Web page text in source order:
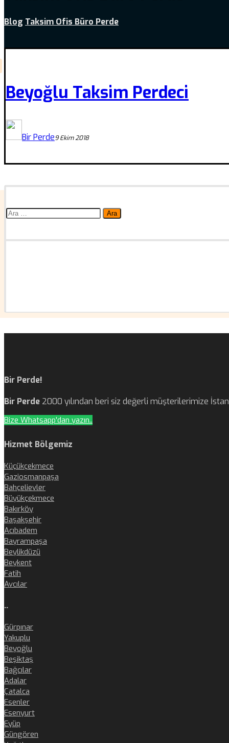
Blog Taksim Ofis Büro Perde
Beyoğlu Taksim Perdeci
Bir Perde9 Ekim 2018
Arama:
Bir Perde!
Bir Perde 2000 yılından beri siz değerli müşterilerimize
Bize Whatsapp'dan yazın..
Hizmet Bölgemiz
Küçükçekmece
Gaziosmanpaşa
Bahçelievler
Büyükçekmece
Bakırköy
Başakşehir
Acıbadem
Bayrampaşa
Beylikdüzü
Beykent
Fatih
Avcılar
..
Gürpınar
Yakuplu
Beyoğlu
Beşiktaş
Bağcılar
Adalar
Çatalca
Esenler
Esenyurt
Eyüp
Güngören